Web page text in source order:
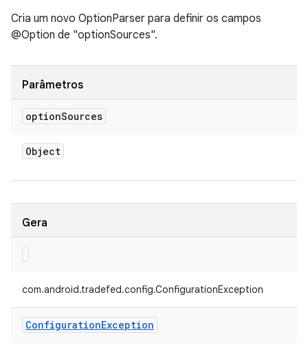
Cria um novo OptionParser para definir os campos
@Option de "optionSources".
Parâmetros
optionSources
Object
Gera
com.android.tradefed.config.ConfigurationException
ConfigurationException